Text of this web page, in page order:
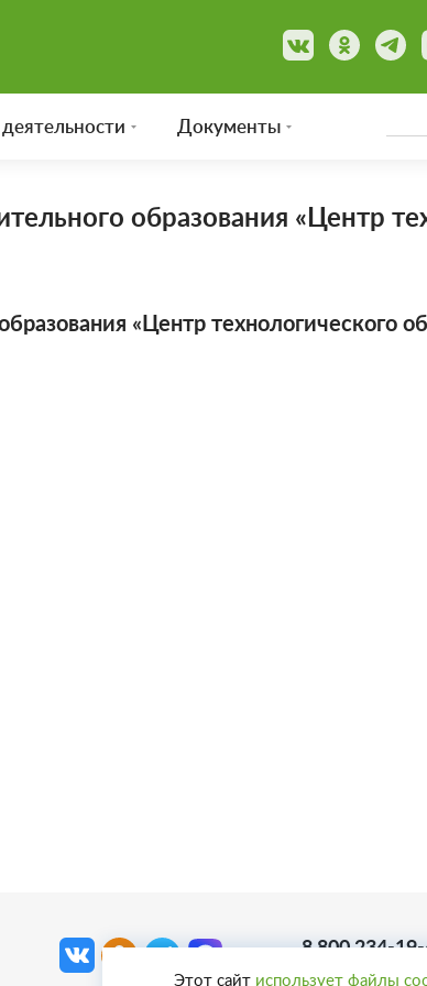
Документы
образования «Центр
«Центр технологического
8 800 234-
Этот сайт использует файлы